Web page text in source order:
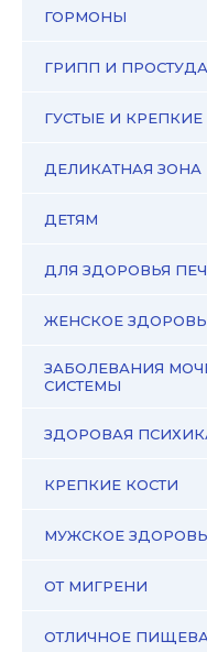
ГОРМОНЫ
ГРИПП И ПРОСТУДА
ГУСТЫЕ И
ДЕЛИКАТНАЯ ЗОНА
ДЕТЯМ
ДЛЯ ЗДОРОВЬЯ
ЖЕНСКОЕ
ЗАБОЛЕВАНИЯ
СИСТЕМЫ
ЗДОРОВАЯ
КРЕПКИЕ КОСТИ
МУЖСКОЕ
ОТ МИГРЕНИ
ОТЛИЧНОЕ